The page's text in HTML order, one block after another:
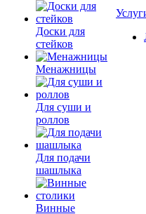
Доски для
стейков
Менажницы
Для суши и
роллов
Для подачи
шашлыка
Винные